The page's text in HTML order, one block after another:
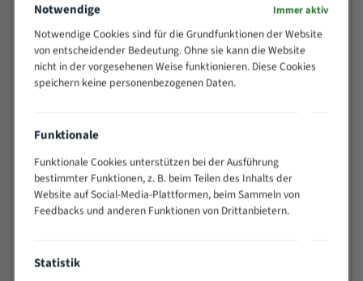
50 - 120
80 - 180
3/4
130 -
350
2/3
200 -
> 500
0,75/1,25
Vorteile:
Widerstandsfähig gegen Zahnbruch auch bei
Notwendige Immer aktiv
Notwendige Cookies sind für die Grundfunktionen der Website
von entscheidender Bedeutung. Ohne sie kann die Website
nicht in der vorgesehenen Weise funktionieren. Diese Cookies
speichern keine personenbezogenen Daten.
Funktionale
Funktionale Cookies unterstützen bei der Ausführung
bestimmter Funktionen, z. B. beim Teilen des Inhalts der
Website auf Social-Media-Plattformen, beim Sammeln von
Feedbacks und anderen Funktionen von Drittanbietern.
Statistik